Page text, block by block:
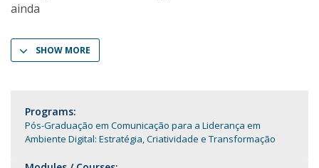
ainda
SHOW MORE
Programs:
Pós-Graduação em Comunicação para a Liderança em
Ambiente Digital: Estratégia, Criatividade e Transformação